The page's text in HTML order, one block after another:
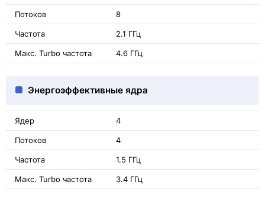
Потоков 8
Частота 2.1 ГГц
Макс. Turbo частота 4.6 ГГц
Энергоэффективные ядра
Ядер 4
Потоков 4
Частота 1.5 ГГц
Макс. Turbo частота 3.4 ГГц